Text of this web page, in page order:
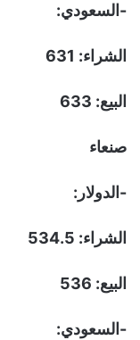
-السعودي:
الشراء: 631
البيع: 633
صنعاء
-الدولار:
الشراء: 534.5
البيع: 536
-السعودي: